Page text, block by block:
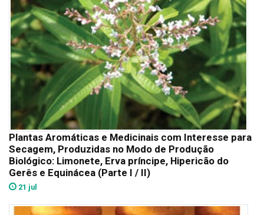
Plantas Aromáticas e Medicinais com Interesse para
Secagem, Produzidas no Modo de Produção
Biológico: Limonete, Erva príncipe, Hipericão do
Gerês e Equinácea (Parte I / II)
21 jul